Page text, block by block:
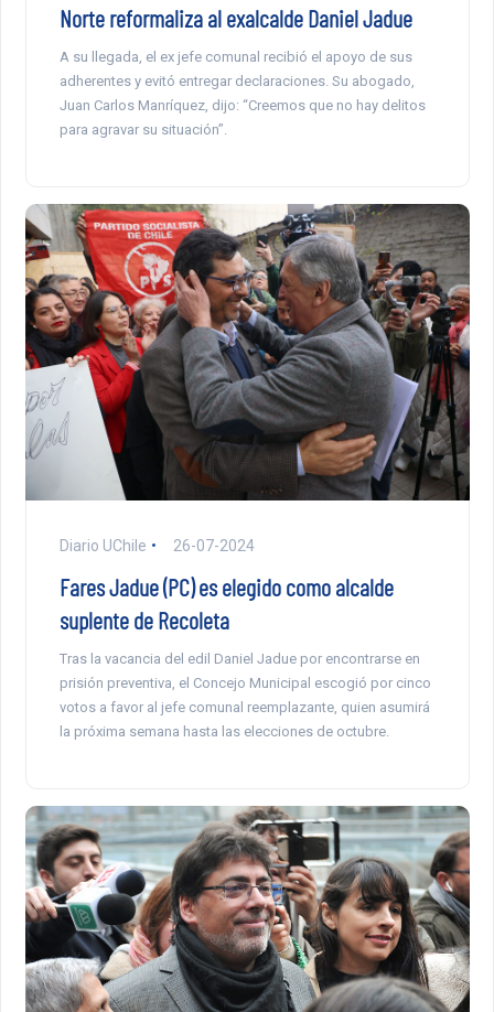
Norte reformaliza al exalcalde Daniel Jadue
A su llegada, el ex jefe comunal recibió el apoyo de sus
adherentes y evitó entregar declaraciones. Su abogado,
Juan Carlos Manríquez, dijo: “Creemos que no hay delitos
para agravar su situación”.
Diario UChile 26-07-2024
Fares Jadue (PC) es elegido como alcalde
suplente de Recoleta
Tras la vacancia del edil Daniel Jadue por encontrarse en
prisión preventiva, el Concejo Municipal escogió por cinco
votos a favor al jefe comunal reemplazante, quien asumirá
la próxima semana hasta las elecciones de octubre.